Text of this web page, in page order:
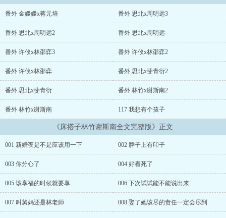
番外 金媛媛x蒋元培 番外 思北x周明远3
番外 思北x周明远2 番外 思北x周明远
番外 许攸x林邵弈3 番外 许攸x林邵弈2
番外 许攸x林邵弈 番外 思北x斐青衍2
番外 思北x斐青衍 番外 林竹x谢斯南2
番外 林竹x谢斯南 117 我想有个孩子
《床搭子林竹谢斯南全文完整版》正文
001 新婚夜是不是应该用一下 002 脖子上有印子
003 你分心了 004 好看死了
005 该享福的时候就要享 006 下次试试能不能说出来
007 叫舅妈还是林老师 008 娶了她该尽的责任一定会尽到